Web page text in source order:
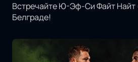
Встречайте Ю-Эф-Си Файт Найт
Белграде!